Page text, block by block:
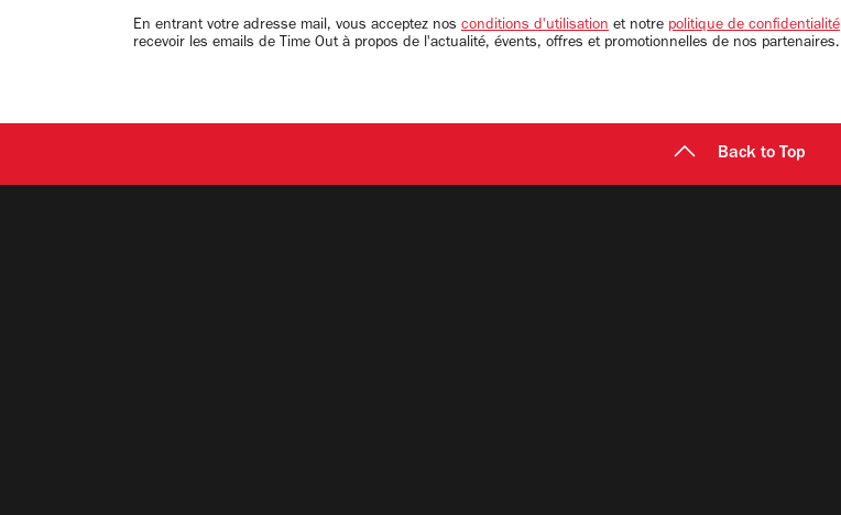
email
En entrant votre adresse mail, vous acceptez nos conditions d'utilisation et notre politique de confidentialité
recevoir les emails de Time Out à propos de l'actualité, évents, offres et promotionnelles de nos partenaires.
Back to Top